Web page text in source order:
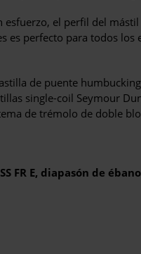
esfuerzo, el perfil del
es perfecto para todos los
de puente
single-coil Seymour
de trémolo de doble
FR E, diapasón de ébano